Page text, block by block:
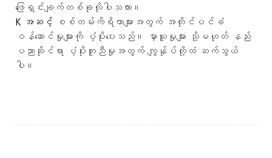
ဖြေရှင်းချက်တစ်ခုလိုပါသလား။
K အဆင့် စစ်တမ်းကိရိယာများအတွက် အတိုင်ပင်ခံ
ဝန်ဆောင်မှုများကို ပံ့ပိုးပေးသည်။ မှာယူမှုများ သို့မဟုတ် နည်း
ပညာဆိုင်ရာ ပံ့ပိုးကူညီမှုအတွက် ကျွန်ုပ်တို့ထံ ဆက်သွယ်
ပါ။